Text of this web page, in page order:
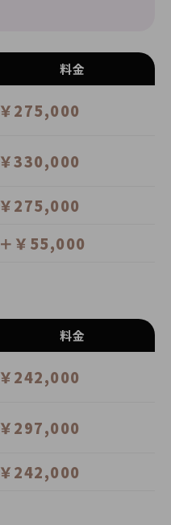
料金
￥275,000
￥330,000
￥275,000
＋￥55,000
料金
￥242,000
￥297,000
￥242,000